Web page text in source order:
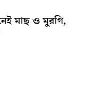
মাছ ও মুরগি,